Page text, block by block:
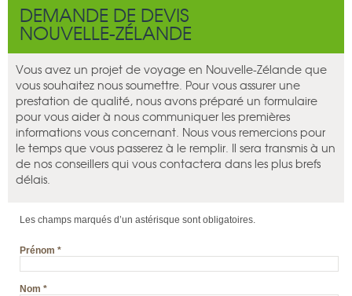
DEMANDE DE DEVIS
NOUVELLE-ZÉLANDE
Vous avez un projet de voyage en Nouvelle-Zélande que
vous souhaitez nous soumettre. Pour vous assurer une
prestation de qualité, nous avons préparé un formulaire
pour vous aider à nous communiquer les premières
informations vous concernant. Nous vous remercions pour
le temps que vous passerez à le remplir. Il sera transmis à un
de nos conseillers qui vous contactera dans les plus brefs
délais.
Les champs marqués d’un astérisque sont obligatoires.
Prénom *
Nom *